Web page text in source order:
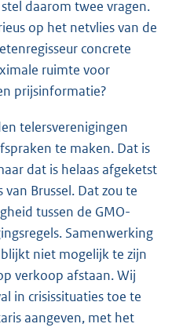
daarom twee vragen.
op het netvlies van de
concrete
ruimte voor
prijsinformatie?
telersverenigingen
te maken. Dat is
dat is helaas afgeketst
Brussel. Dat zou te
tussen de GMO-
Samenwerking
niet mogelijk te zijn
verkoop afstaan. Wij
in crisissituaties toe te
aangeven, met het